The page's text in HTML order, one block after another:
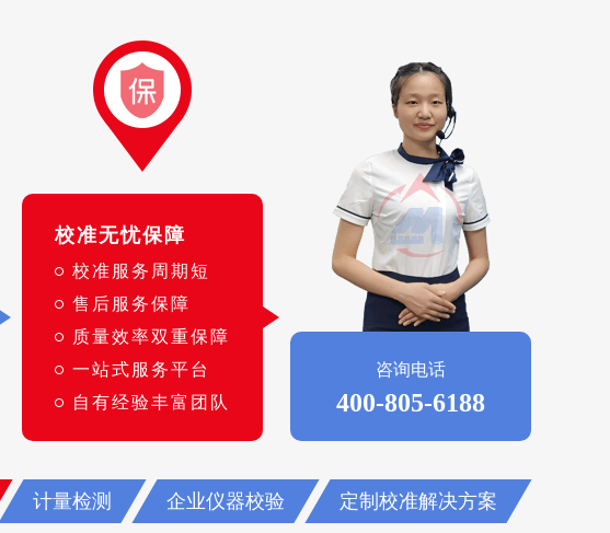
校准无忧保障
校准服务周期短
售后服务保障
质量效率双重保障
一站式服务平台
自有经验丰富团队
咨询电话
400-805-6188
计量检测 企业仪器校验 定制校准解决方案